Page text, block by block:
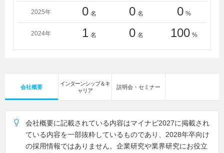
2025年 0 名 0 名 0 %
2024年 1 名 0 名 100 %
会社概要
インターンシップ＆キ
ャリア
説明会・セミナー
会社概要に記載されている内容はマイナビ2027に掲載され
ている内容を一部抜粋しているものであり、2028年卒向け
の採用情報ではありません。企業研究や業界研究にお役立